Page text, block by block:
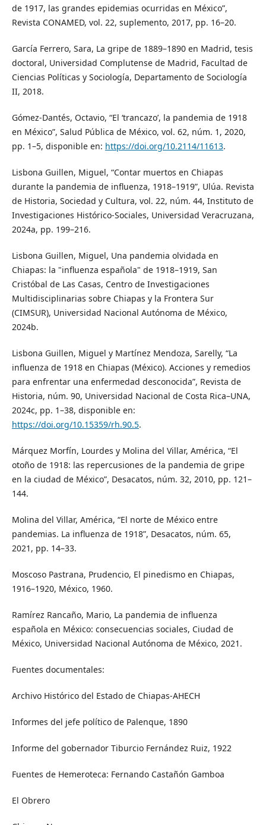
de 1917, las grandes epidemias ocurridas en México”,
Revista CONAMED, vol. 22, suplemento, 2017, pp. 16–20.
García Ferrero, Sara, La gripe de 1889–1890 en Madrid, tesis
doctoral, Universidad Complutense de Madrid, Facultad de
Ciencias Políticas y Sociología, Departamento de Sociología
II, 2018.
Gómez-Dantés, Octavio, “El ‘trancazo’, la pandemia de 1918
en México”, Salud Pública de México, vol. 62, núm. 1, 2020,
pp. 1–5, disponible en: https://doi.org/10.2114/11613.
Lisbona Guillen, Miguel, “Contar muertos en Chiapas
durante la pandemia de influenza, 1918–1919”, Ulúa. Revista
de Historia, Sociedad y Cultura, vol. 22, núm. 44, Instituto de
Investigaciones Histórico-Sociales, Universidad Veracruzana,
2024a, pp. 199–216.
Lisbona Guillen, Miguel, Una pandemia olvidada en
Chiapas: la "influenza española" de 1918–1919, San
Cristóbal de Las Casas, Centro de Investigaciones
Multidisciplinarias sobre Chiapas y la Frontera Sur
(CIMSUR), Universidad Nacional Autónoma de México,
2024b.
Lisbona Guillen, Miguel y Martínez Mendoza, Sarelly, “La
influenza de 1918 en Chiapas (México). Acciones y remedios
para enfrentar una enfermedad desconocida”, Revista de
Historia, núm. 90, Universidad Nacional de Costa Rica–UNA,
2024c, pp. 1–38, disponible en:
https://doi.org/10.15359/rh.90.5.
Márquez Morfín, Lourdes y Molina del Villar, América, “El
otoño de 1918: las repercusiones de la pandemia de gripe
en la ciudad de México”, Desacatos, núm. 32, 2010, pp. 121–
144.
Molina del Villar, América, “El norte de México entre
pandemias. La influenza de 1918”, Desacatos, núm. 65,
2021, pp. 14–33.
Moscoso Pastrana, Prudencio, El pinedismo en Chiapas,
1916–1920, México, 1960.
Ramírez Rancaño, Mario, La pandemia de influenza
española en México: consecuencias sociales, Ciudad de
México, Universidad Nacional Autónoma de México, 2021.
Fuentes documentales:
Archivo Histórico del Estado de Chiapas-AHECH
Informes del jefe político de Palenque, 1890
Informe del gobernador Tiburcio Fernández Ruiz, 1922
Fuentes de Hemeroteca: Fernando Castañón Gamboa
El Obrero